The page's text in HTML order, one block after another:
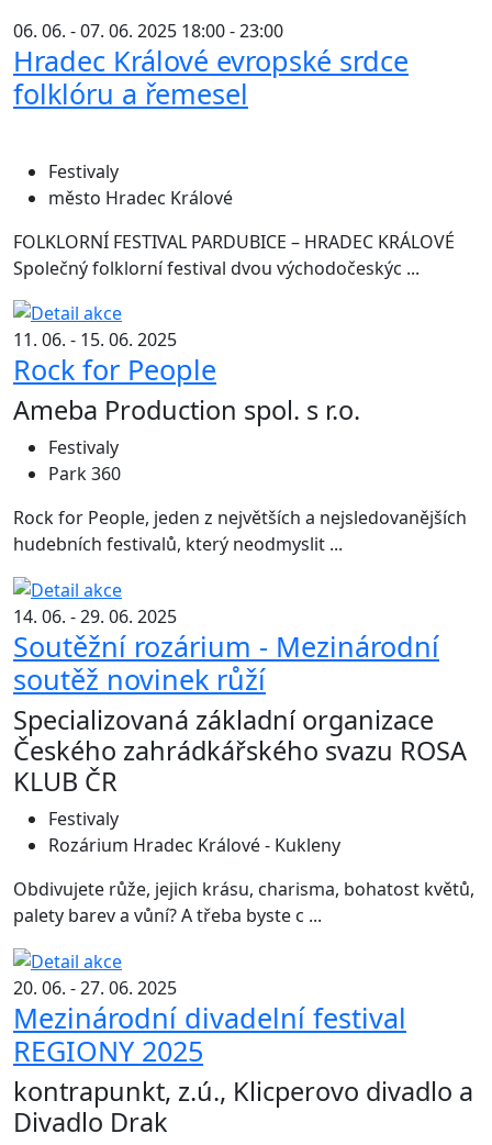
06. 06. - 07. 06. 2025 18:00 - 23:00
Hradec Králové evropské srdce
folklóru a řemesel
Festivaly
město Hradec Králové
FOLKLORNÍ FESTIVAL PARDUBICE – HRADEC KRÁLOVÉ
Společný folklorní festival dvou východočeskýc ...
11. 06. - 15. 06. 2025
Rock for People
Ameba Production spol. s r.o.
Festivaly
Park 360
Rock for People, jeden z největších a nejsledovanějších
hudebních festivalů, který neodmyslit ...
14. 06. - 29. 06. 2025
Soutěžní rozárium - Mezinárodní
soutěž novinek růží
Specializovaná základní organizace
Českého zahrádkářského svazu ROSA
KLUB ČR
Festivaly
Rozárium Hradec Králové - Kukleny
Obdivujete růže, jejich krásu, charisma, bohatost květů,
palety barev a vůní? A třeba byste c ...
20. 06. - 27. 06. 2025
Mezinárodní divadelní festival
REGIONY 2025
kontrapunkt, z.ú., Klicperovo divadlo a
Divadlo Drak